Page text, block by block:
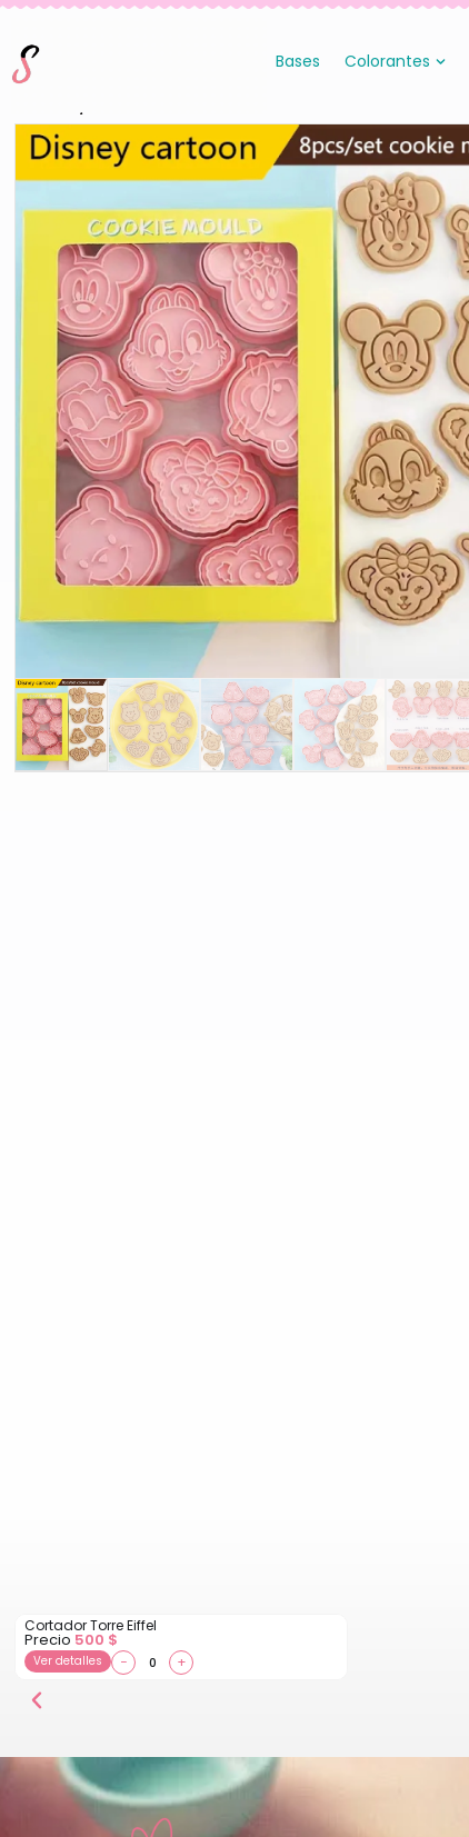
Bases Colorantes
Cortador Torre Eiffel
Precio 500 $
Ver detalles − +